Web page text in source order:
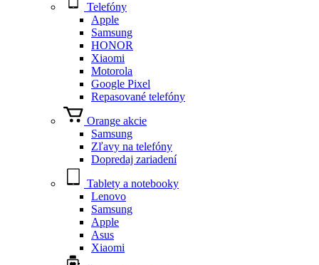
Telefóny
Apple
Samsung
HONOR
Xiaomi
Motorola
Google Pixel
Repasované telefóny
Orange akcie
Samsung
Zľavy na telefóny
Dopredaj zariadení
Tablety a notebooky
Lenovo
Samsung
Apple
Asus
Xiaomi